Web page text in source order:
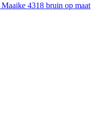
4318 bruin op maat